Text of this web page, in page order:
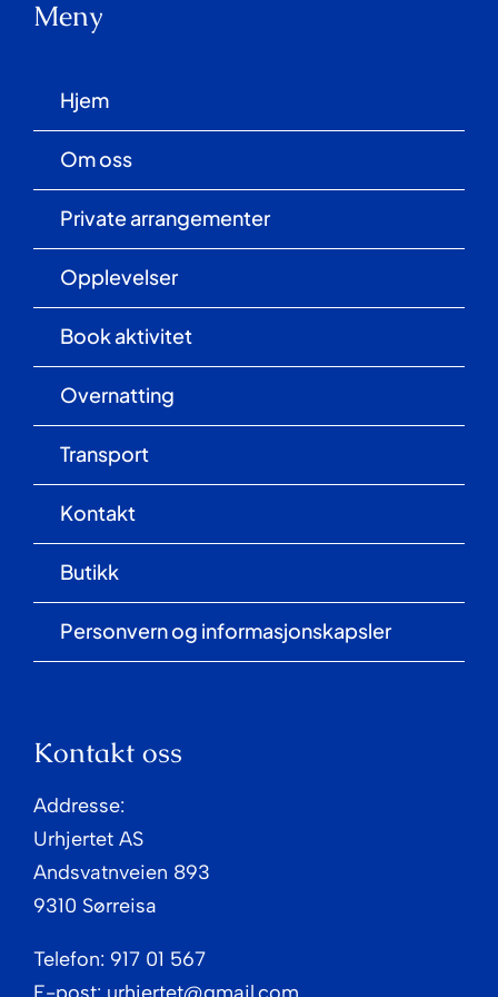
Book aktivitet
Overnatting
Transport
Butikk
Kontakt
Meny
Hjem
Om oss
Private arrangementer
Opplevelser
Book aktivitet
Overnatting
Transport
Kontakt
Butikk
Personvern og informasjonskapsler
Kontakt oss
Addresse:
Urhjertet AS
Andsvatnveien 893
9310 Sørreisa
Telefon: 917 01 567